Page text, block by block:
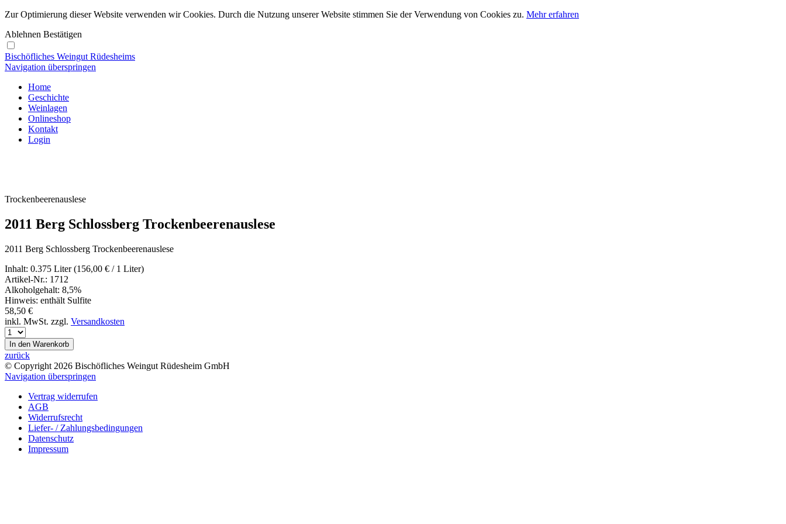
Zur Optimierung dieser Website verwenden wir Cookies. Durch die Nutzung unserer Website stimmen Sie der Verwendung von Cookies zu. Mehr erfahren
Ablehnen Bestätigen
Bischöfliches Weingut Rüdesheims
Navigation überspringen
Home
Geschichte
Weinlagen
Onlineshop
Kontakt
Login
Trockenbeerenauslese
2011 Berg Schlossberg Trockenbeerenauslese
2011 Berg Schlossberg Trockenbeerenauslese
Inhalt: 0.375 Liter (156,00 € / 1 Liter)
Artikel-Nr.: 1712
Alkoholgehalt: 8,5%
Hinweis: enthält Sulfite
58,50 €
inkl. MwSt. zzgl. Versandkosten
zurück
© Copyright 2026 Bischöfliches Weingut Rüdesheim GmbH
Navigation überspringen
Vertrag widerrufen
AGB
Widerrufsrecht
Liefer- / Zahlungsbedingungen
Datenschutz
Impressum